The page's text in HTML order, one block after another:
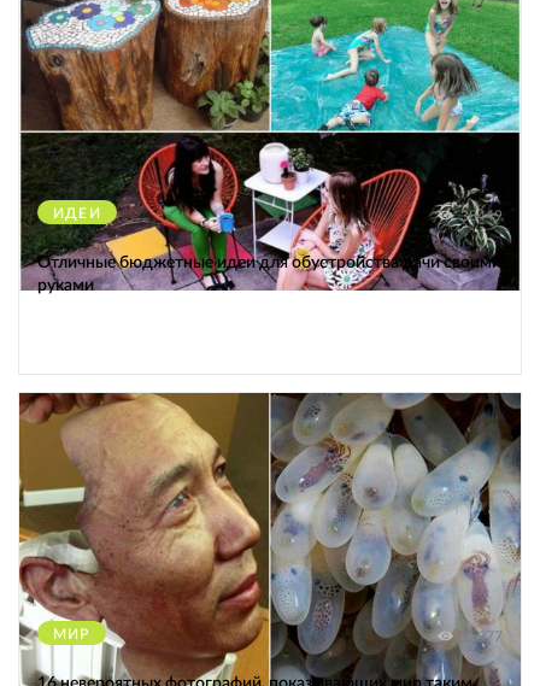
ИДЕИ 38449
Отличные бюджетные идеи для обустройства дачи своими
руками
МИР 12377